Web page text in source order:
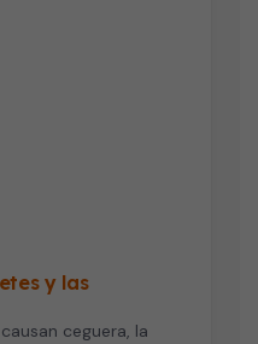
y las
ceguera, la